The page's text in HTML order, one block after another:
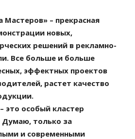
– прекрасная
новых,
решений в рекламно-
Все больше и больше
эффектных проектов
растет качество
особый кластер
Думаю, только за
и современными